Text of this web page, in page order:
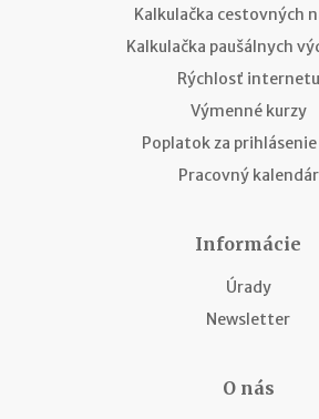
Kalkulačka cestovných
Kalkulačka paušálnych
Rýchlosť internetu
Výmenné kurzy
Poplatok za
Pracovný kalendár
Informácie
Úrady
Newsletter
O nás